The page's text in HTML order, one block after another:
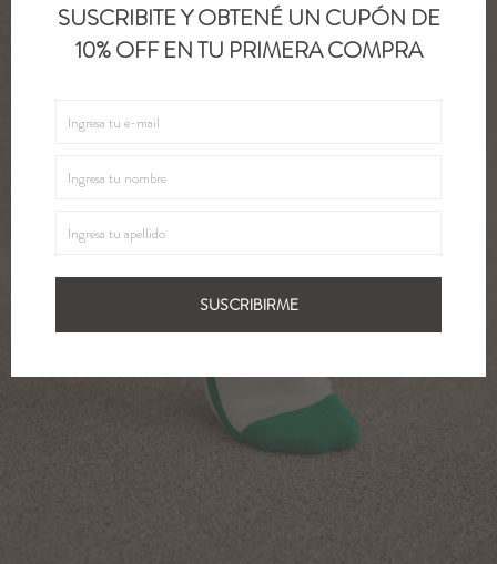
SUSCRIBITE Y OBTENÉ UN CUPÓN DE
10% OFF EN TU PRIMERA COMPRA
SUSCRIBIRME